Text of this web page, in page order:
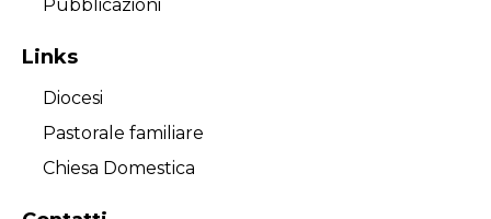
Pubblicazioni
Links
Diocesi
Pastorale familiare
Chiesa Domestica